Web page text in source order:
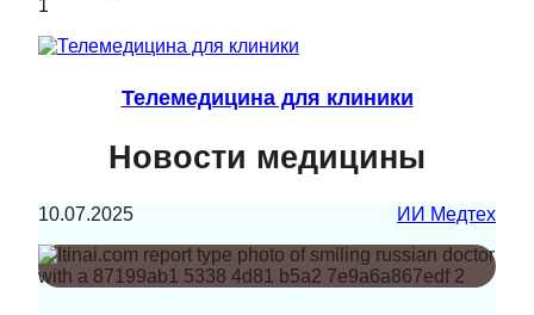
Телемедицина для клиники
Новости медицины
10.07.2025 ИИ Медтех